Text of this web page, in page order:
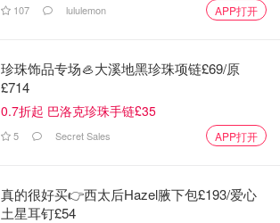
107 lululemon APP打开
珍珠饰品专场🦪大溪地黑珍珠项链£69/原
£714
0.7折起 巴洛克珍珠手链£35
5 Secret Sales APP打开
真的很好买👉西太后Hazel腋下包£193/爱心
土星耳钉£54